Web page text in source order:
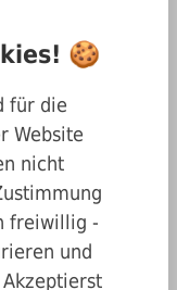
online
bei Max Witte
🍪
für die
Website
nicht
freiwillig -
und